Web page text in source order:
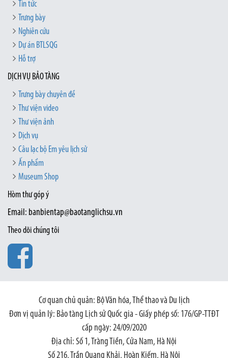
Tin tức
Trưng bày
Nghiên cứu
Dự án BTLSQG
Hỗ trợ
DỊCH VỤ BẢO TÀNG
Trưng bày chuyên đề
Thư viện video
Thư viện ảnh
Dịch vụ
Câu lạc bộ Em yêu lịch sử
Ấn phẩm
Museum Shop
Hòm thư góp ý
Email: banbientap@baotanglichsu.vn
Theo dõi chúng tôi
Cơ quan chủ quản: Bộ Văn hóa, Thể thao và Du lịch
Đơn vị quản lý: Bảo tàng Lịch sử Quốc gia - Giấy phép số: 176/GP-TTĐT
cấp ngày: 24/09/2020
Địa chỉ: Số 1, Tràng Tiền, Cửa Nam, Hà Nội
Số 216, Trần Quang Khải, Hoàn Kiếm, Hà Nội